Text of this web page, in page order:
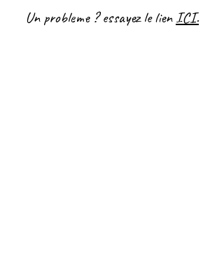
Un probleme ? essayez le lienICI.